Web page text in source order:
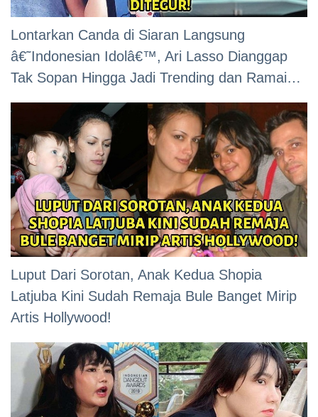
Lontarkan Canda di Siaran Langsung
â€˜Indonesian Idolâ€™, Ari Lasso Dianggap
Tak Sopan Hingga Jadi Trending dan Ramai
Ditegur!
Luput Dari Sorotan, Anak Kedua Shopia
Latjuba Kini Sudah Remaja Bule Banget Mirip
Artis Hollywood!